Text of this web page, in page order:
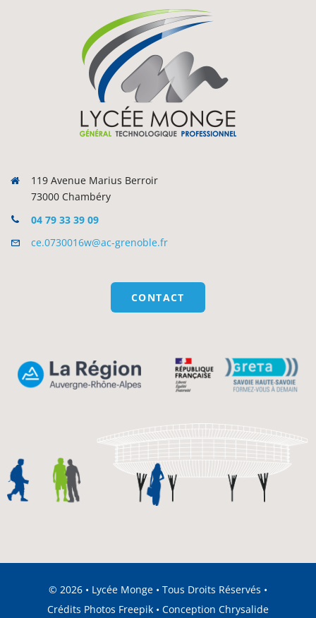
119 Avenue Marius Berroir
73000 Chambéry
04 79 33 39 09
ce.0730016w@ac-grenoble.fr
CONTACT
© 2026 • Lycée Monge • Tous Droits Réservés •
Crédits Photos Freepik • Conception Chrysalide